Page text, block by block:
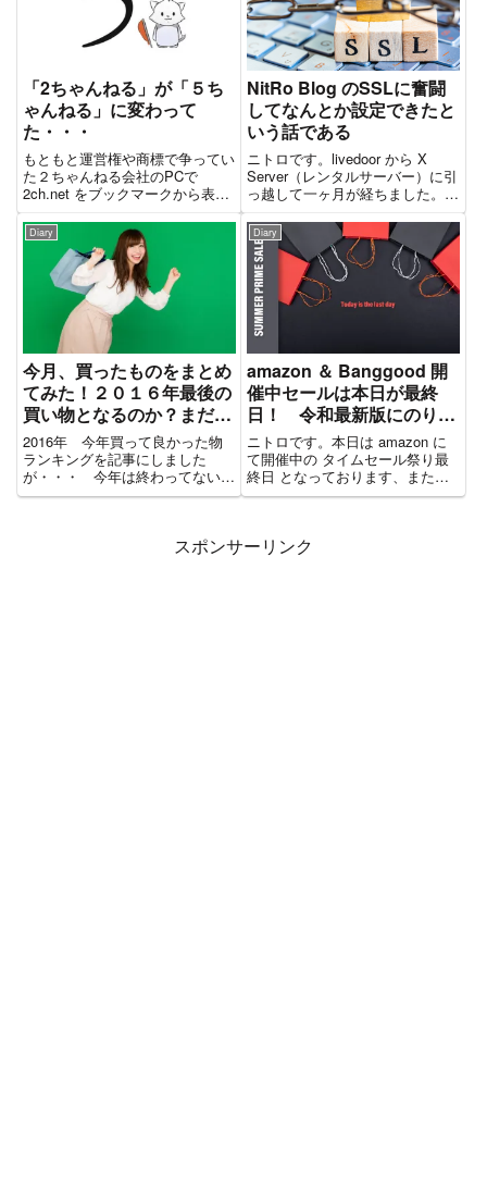
「2ちゃんねる」が「５ち
ゃんねる」に変わって
た・・・
もともと運営権や商標で争ってい
た２ちゃんねる会社のPCで
2ch.net をブックマークから表示
ｗｗｗなんかのジョークか？いや
いや、どうやら正式に変更したら
しい。全然、知らんかった
わ。。。５ちゃんねるのトップ
NitRo Blog のSSLに奮闘
してなんとか設定できたと
いう話である
ニトロです。livedoor から X
Server（レンタルサーバー）に引
っ越して一ヶ月が経ちました。な
WordPressと優秀なCocoonテー
マのおかげで、デザインも今風に
なり、レイアウトの自由度も高く
なって...
Diary
今月、買ったものをまとめ
てみた！２０１６年最後の
買い物となるのか？まだま
だ買うのか？
2016年 今年買って良かった物
ランキングを記事にしました
が・・・ 今年は終わってないの
に、Amazonでさらに追加で買い
ングにしてみました。いわゆる１
２月に購入した物リストといっ...
Diary
amazon ＆ Banggood 開
催中セールは本日が最終
日！ 令和最新版にのりこ
めー！！！
ニトロです。本日は amazon に
て開催中の タイムセール祭り最
終日 となっております、また、
Banggood にて開催している サ
スに残りがあるならこの機会に散
スポンサーリンク